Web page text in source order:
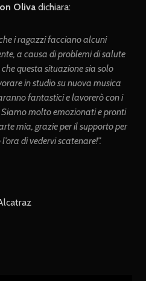
Oliva dichiara:
i ragazzi facciano alcuni
a causa di problemi di salute
questa situazione sia solo
in studio su nuova musica
fantastici e lavorerò con i
molto emozionati e pronti
mia, grazie per il supporto per
di vedervi scatenare!”.